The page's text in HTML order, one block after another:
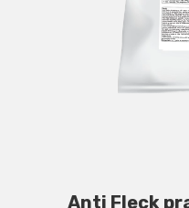
Anti Fleck